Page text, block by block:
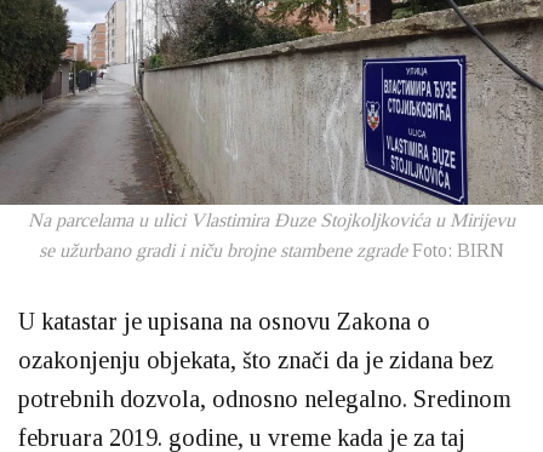
Na parcelama u ulici Vlastimira Đuze Stojkoljkovića u Mirijevu
se užurbano gradi i niču brojne stambene zgradeFoto: BIRN
U katastar je upisana na osnovu Zakona o
ozakonjenju objekata, što znači da je zidana bez
potrebnih dozvola, odnosno nelegalno. Sredinom
februara 2019. godine, u vreme kada je za taj